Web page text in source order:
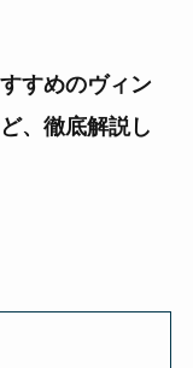
すめのヴィン
、徹底解説し